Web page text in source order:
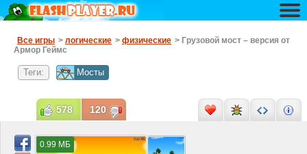
Все игры > логические > физические > Грузовой мост – версия от
Армор Геймс
Теги: Мосты
0.99 МБ
578 120